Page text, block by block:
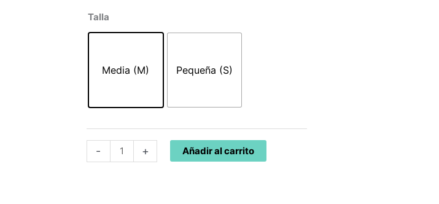
era:
es:
Talla
Media (M) Pequeña (S)
-
LEGGING
DEPORTIVO
ESTAMPADO
DG89
+ Añadir al carrito